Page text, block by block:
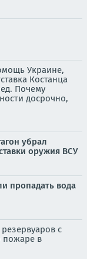
Украине,
Костанца
Почему
досрочно,
убрал
оружия ВСУ
пропадать вода
с
пожаре в